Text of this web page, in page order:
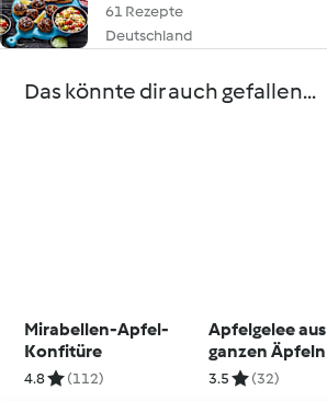
61 Rezepte
Deutschland
Das könnte dir auch gefallen...
Mirabellen-Apfel-
Konfitüre
4.8 (112)
Apfelgelee aus
ganzen Äpfeln
3.5 (32)